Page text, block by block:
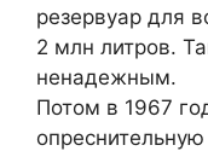
резервуар для
2 млн литров.
ненадежным.
Потом в 1967